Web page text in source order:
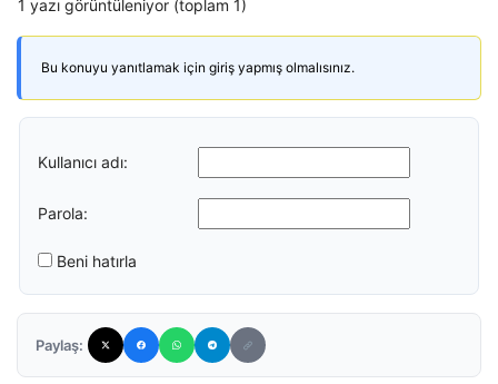
1 yazı görüntüleniyor (toplam 1)
Bu konuyu yanıtlamak için giriş yapmış olmalısınız.
Kullanıcı adı:
Parola:
Beni hatırla
Paylaş: